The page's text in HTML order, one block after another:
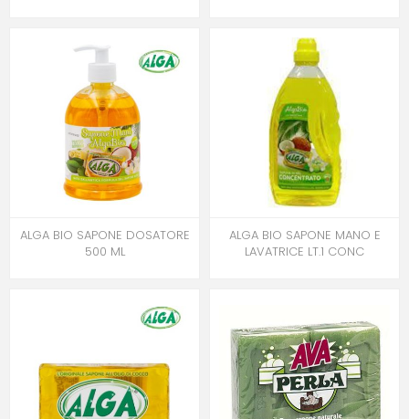
ALGA BIO SAPONE DOSATORE
500 ML
ALGA BIO SAPONE MANO E
LAVATRICE LT.1 CONC